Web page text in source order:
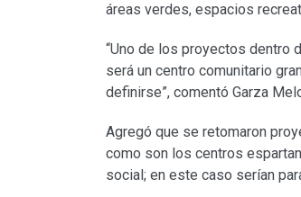
áreas verdes, espacios
“Uno de los proyectos dentro
será un centro comunitario
definirse”, comentó Garza
Agregó que se retomaron
como son los centros
social; en este caso serían